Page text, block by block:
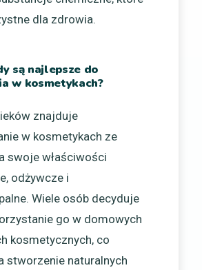
dla zdrowia.
są najlepsze do
w kosmetykach?
znajduje
w kosmetykach ze
swoje właściwości
odżywcze i
Wiele osób decyduje
go w domowych
kosmetycznych, co
stworzenie naturalnych